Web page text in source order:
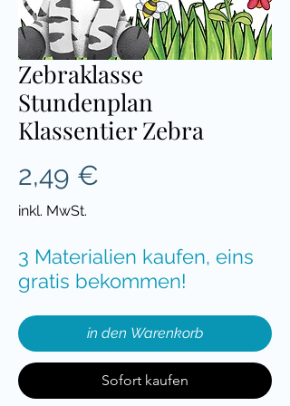
Zebraklasse
Stundenplan
Klassentier Zebra
2,49 €
inkl. MwSt.
3 Materialien kaufen, eins
gratis bekommen!
in den Warenkorb
Sofort kaufen